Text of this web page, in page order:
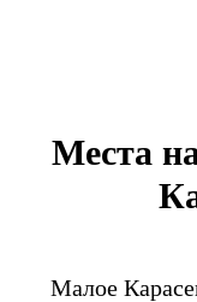
Места
Малое